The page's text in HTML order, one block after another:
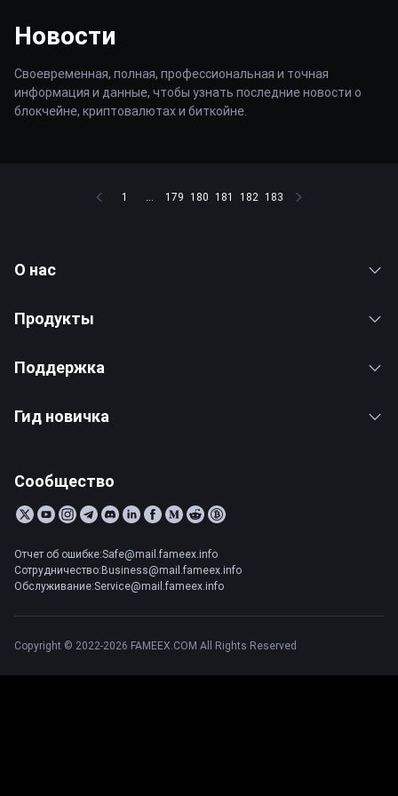
Новости
Своевременная, полная, профессиональная и точная
информация и данные, чтобы узнать последние новости о
блокчейне, криптовалютах и биткойне.
1 ... 179 180 181 182 183
О нас
Продукты
Поддержка
Гид новичка
Сообщество
Отчет об ошибке:Safe@mail.fameex.info
Сотрудничество:Business@mail.fameex.info
Обслуживание:Service@mail.fameex.info
Copyright © 2022-2026 FAMEEX.COM All Rights Reserved